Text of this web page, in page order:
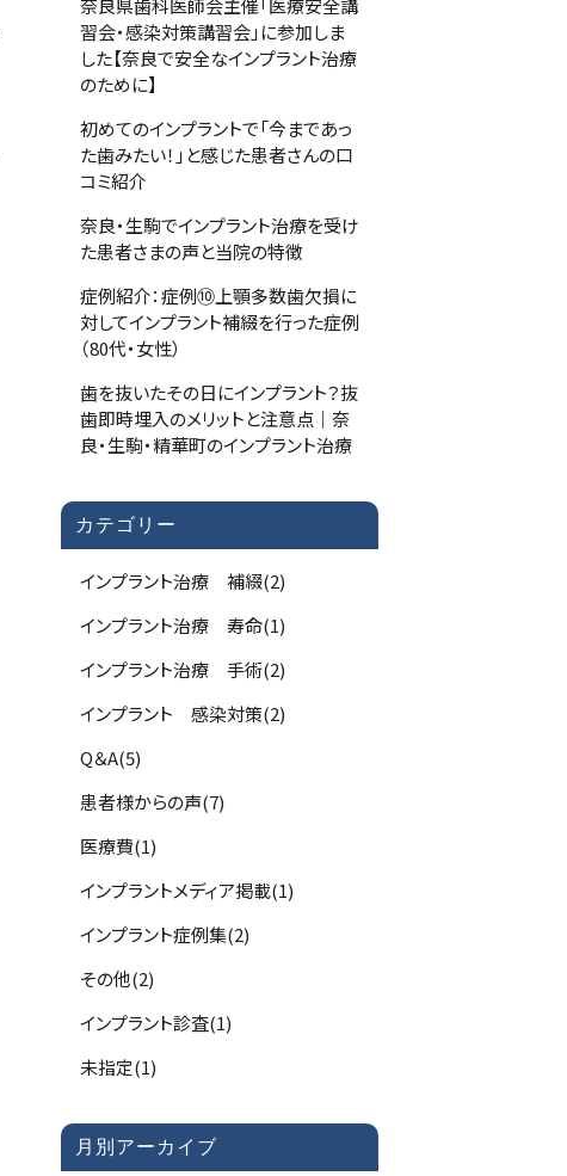
奈良県歯科医師会主催「医療安全講
習会・感染対策講習会」に参加しま
した【奈良で安全なインプラント治療
のために】
初めてのインプラントで「今まであっ
た歯みたい！」と感じた患者さんの口
コミ紹介
奈良・生駒でインプラント治療を受け
た患者さまの声と当院の特徴
症例紹介：症例⑩上顎多数歯欠損に
対してインプラント補綴を行った症例
（80代・女性）
歯を抜いたその日にインプラント？抜
歯即時埋入のメリットと注意点｜奈
良・生駒・精華町のインプラント治療
カテゴリー
インプラント治療 補綴(2)
インプラント治療 寿命(1)
インプラント治療 手術(2)
インプラント 感染対策(2)
Q＆A(5)
患者様からの声(7)
医療費(1)
インプラントメディア掲載(1)
インプラント症例集(2)
その他(2)
インプラント診査(1)
未指定(1)
月別アーカイブ